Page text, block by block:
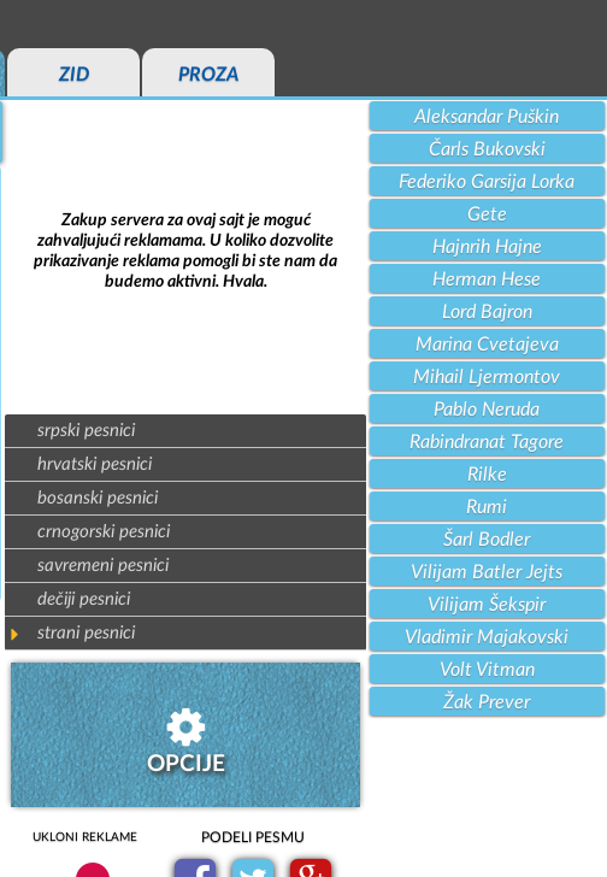
ZID PROZA
Zakup servera za ovaj sajt je moguć
zahvaljujući reklamama. U koliko dozvolite
prikazivanje reklama pomogli bi ste nam da
budemo aktivni. Hvala.
srpski pesnici
hrvatski pesnici
bosanski pesnici
crnogorski pesnici
savremeni pesnici
dečiji pesnici
strani pesnici
OPCIJE
UKLONI REKLAME PODELI PESMU
Aleksandar Puškin
Čarls Bukovski
Federiko Garsija Lorka
Gete
Hajnrih Hajne
Herman Hese
Lord Bajron
Marina Cvetajeva
Mihail Ljermontov
Pablo Neruda
Rabindranat Tagore
Rilke
Rumi
Šarl Bodler
Vilijam Batler Jejts
Vilijam Šekspir
Vladimir Majakovski
Volt Vitman
Žak Prever